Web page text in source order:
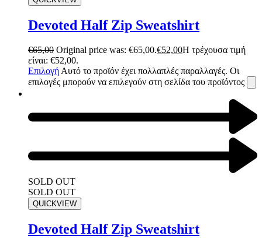
Devoted Half Zip Sweatshirt
€65,00 Original price was: €65,00.€52,00Η τρέχουσα τιμή
είναι: €52,00.
Επιλογή Αυτό το προϊόν έχει πολλαπλές παραλλαγές. Οι
επιλογές μπορούν να επιλεγούν στη σελίδα του προϊόντος
SOLD OUT
SOLD OUT
QUICKVIEW
Devoted Half Zip Sweatshirt